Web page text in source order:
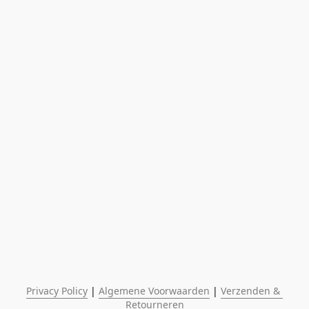
Privacy Policy | Algemene Voorwaarden | Verzenden &
Retourneren